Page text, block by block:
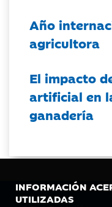
INFORMACIÓN
UTILIZADAS
Año
agricultora
El impacto
artificial en
ganadería